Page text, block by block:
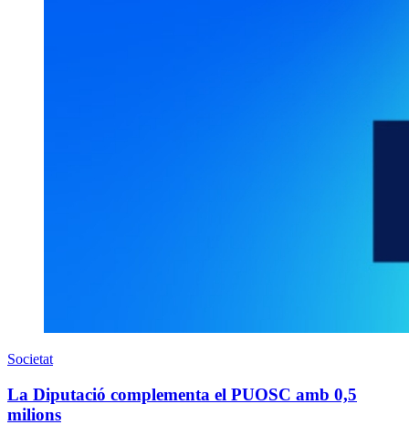
Societat
La Diputació complementa el PUOSC amb 0,5
milions